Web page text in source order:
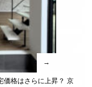
→
価格はさらに上昇？ 京